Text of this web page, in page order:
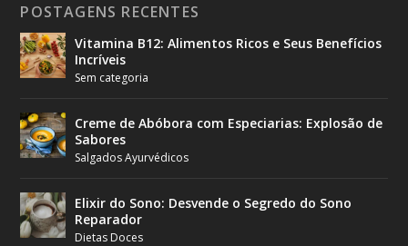
POSTAGENS RECENTES
Vitamina B12: Alimentos Ricos e Seus Benefícios
Incríveis
Sem categoria
Creme de Abóbora com Especiarias: Explosão de
Sabores
Salgados Ayurvédicos
Elixir do Sono: Desvende o Segredo do Sono
Reparador
Dietas Doces